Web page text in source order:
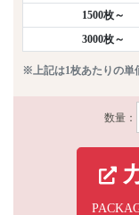
※上記は1枚あたりの単
1500枚～
3000枚～
数量：